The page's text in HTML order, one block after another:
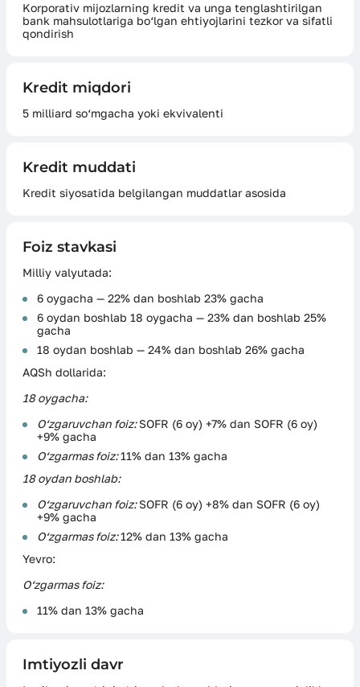
Korporativ mijozlarning kredit va unga tenglashtirilgan
bank mahsulotlariga bo‘lgan ehtiyojlarini tezkor va sifatli
qondirish
Kredit miqdori
5 milliard so‘mgacha yoki ekvivalenti
Kredit muddati
Kredit siyosatida belgilangan muddatlar asosida
Foiz stavkasi
Milliy valyutada:
6 oygacha — 22% dan boshlab 23% gacha
6 oydan boshlab 18 oygacha — 23% dan boshlab 25%
gacha
18 oydan boshlab — 24% dan boshlab 26% gacha
AQSh dollarida:
18 oygacha:
O‘zgaruvchan foiz:SOFR (6 oy) +7% dan SOFR (6 oy)
+9% gacha
O‘zgarmas foiz:11% dan 13% gacha
18 oydan boshlab:
O‘zgaruvchan foiz:SOFR (6 oy) +8% dan SOFR (6 oy)
+9% gacha
O‘zgarmas foiz:12% dan 13% gacha
Yevro:
O‘zgarmas foiz:
11% dan 13% gacha
Imtiyozli davr